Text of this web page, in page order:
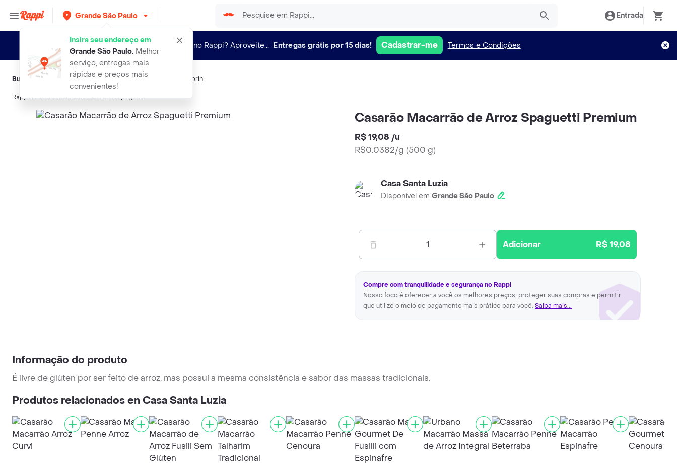
Grande São Paulo
Insira seu endereço em
Grande São Paulo.Melhor
serviço, entregas mais
rápidas e preços mais
convenientes!
Entrada
Novo no Rappi? Aproveite... Entregas grátis por 15 dias! Cadastrar-me Termos e Condições
Buscas relacionadas:Massas, Casarão ,Urbano Korin
Rappi casarao macarrao de arroz spaguetti
Casarão Macarrão de Arroz Spaguetti Premium
R$ 19,08 /u
R$0.0382/g (500 g)
Casa Santa Luzia
Disponível em Grande São Paulo
1 Adicionar R$ 19,08
Compre com tranquilidade e segurança no Rappi
Nosso foco é oferecer a você os melhores preços, proteger suas compras e permitir
que utilize o meio de pagamento mais prático para você. Saiba mais...
Informação do produto
É livre de glúten por ser feito de arroz, mas possui a mesma consistência e sabor das massas tradicionais.
Produtos relacionados en Casa Santa Luzia